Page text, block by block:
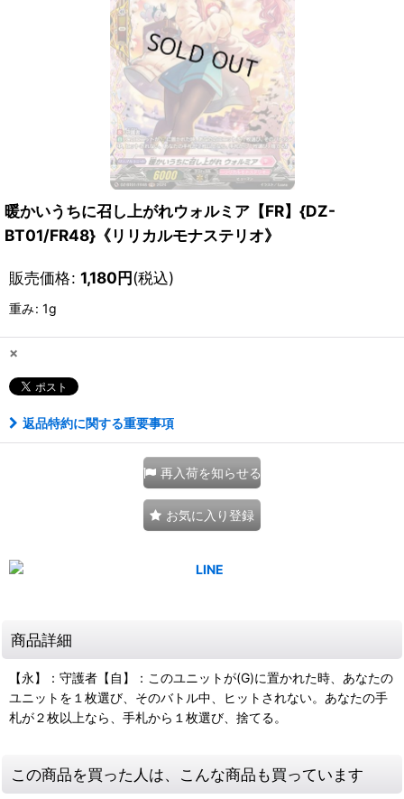
暖かいうちに召し上がれウォルミア【FR】{DZ-
BT01/FR48}《リリカルモナステリオ》
販売価格: 1,180円(税込)
重み: 1g
×
返品特約に関する重要事項
再入荷を知らせる
お気に入り登録
商品詳細
【永】：守護者【自】：このユニットが(G)に置かれた時、あなたの
ユニットを１枚選び、そのバトル中、ヒットされない。あなたの手
札が２枚以上なら、手札から１枚選び、捨てる。
この商品を買った人は、こんな商品も買っています